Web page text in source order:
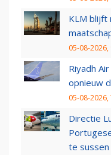
KLM blijft
05-08-2026,
Riyadh
opnieuw
05-08-2026,
Directie
te sussen